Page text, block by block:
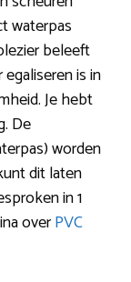
waterpas
beleeft
is in
Je hebt
De
worden
dit laten
in 1
overPVC